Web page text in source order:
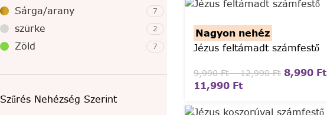
Sárga/arany 7
szürke 2
Zöld 7
Szűrés Nehézség Szerint
Nagyon nehéz
Jézus feltámadt számfestő
9,990Ft – 12,990Ft 8,990 Ft
11,990 Ft